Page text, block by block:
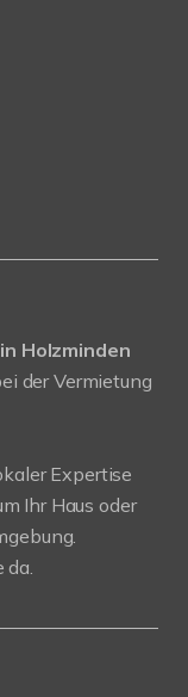
Holzminden
der Vermietung
Expertise
Ihr Haus oder
da.